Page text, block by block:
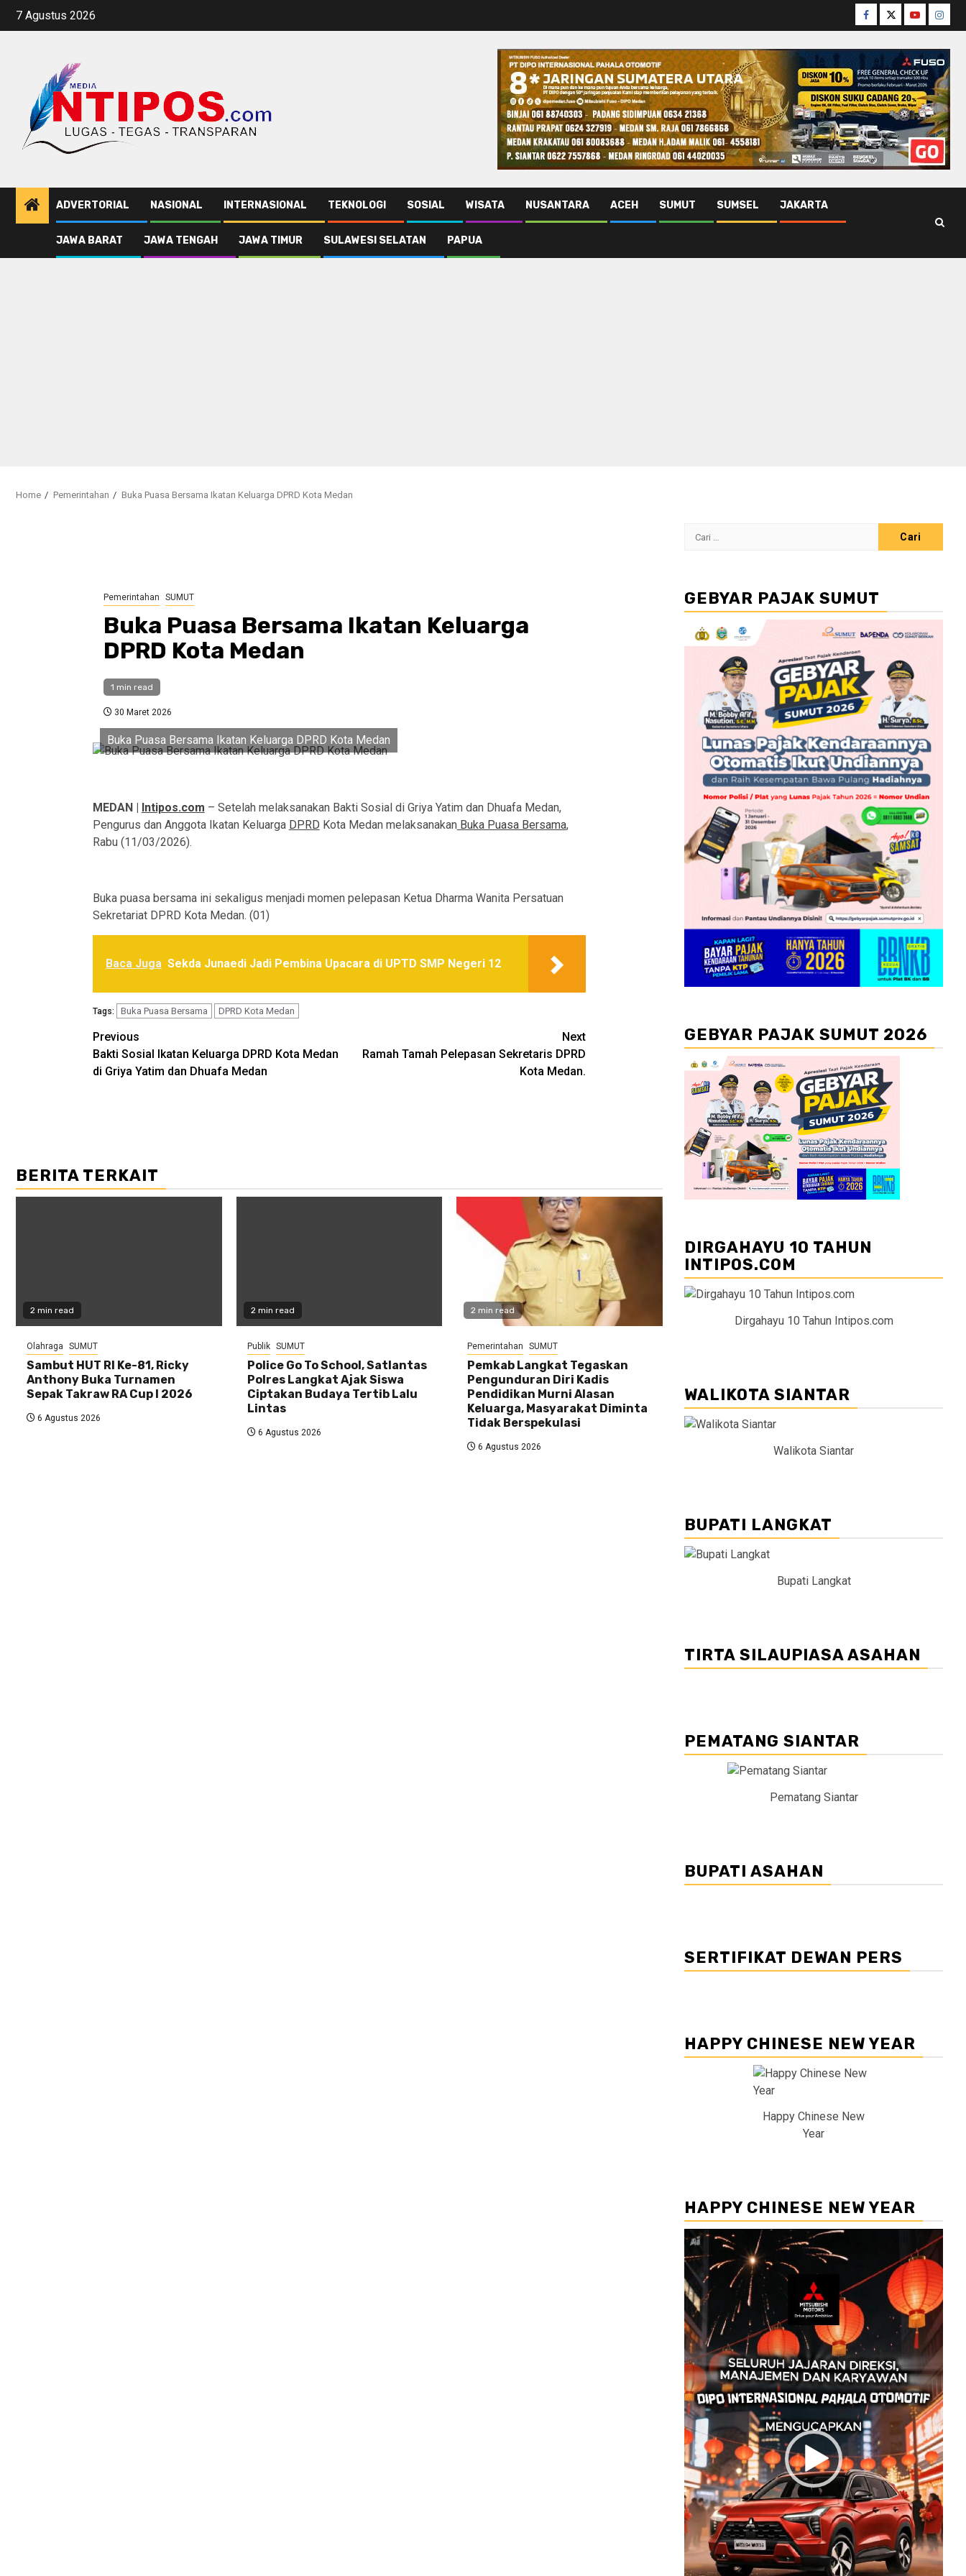
Skip
7 Agustus 2026 Facebook
TwitterYoutube
ADVERTORIAL NASIONAL INTERNASIONAL TEKNOLOGI SOSIAL WISATA NUSANTARA ACEH SUMUT SUMSEL JAKARTA
JAWA BARAT JAWA TENGAH JAWA TIMUR SULAWESI SELATAN PAPUA
Home Pemerintahan Buka Puasa Bersama Ikatan Keluarga DPRD Kota Medan
Pemerintahan SUMUT
Buka Puasa Bersama Ikatan Keluarga
DPRD Kota Medan
1 min read
30 Maret 2026
Buka Puasa Bersama Ikatan Keluarga DPRD Kota Medan
MEDAN | Intipos.com – Setelah melaksanakan Bakti Sosial di Griya Yatim dan Dhuafa Medan,
Pengurus dan Anggota Ikatan Keluarga DPRD Kota Medan melaksanakan Buka Puasa Bersama,
Rabu (11/03/2026).
Buka puasa bersama ini sekaligus menjadi momen pelepasan Ketua Dharma Wanita Persatuan
Sekretariat DPRD Kota Medan. (01)
Baca Juga Sekda Junaedi Jadi Pembina Upacara di UPTD SMP Negeri 12
Tags: Buka Puasa Bersama DPRD Kota Medan
Post
navigation
Previous
Bakti Sosial Ikatan Keluarga DPRD Kota Medan
di Griya Yatim dan Dhuafa Medan
Next
Ramah Tamah Pelepasan Sekretaris DPRD
Kota Medan.
BERITA TERKAIT
2 min read
Olahraga SUMUT
Sambut HUT RI Ke-81, Ricky
Anthony Buka Turnamen
Sepak Takraw RA Cup I 2026
6 Agustus 2026
2 min read
Publik SUMUT
Police Go To School, Satlantas
Polres Langkat Ajak Siswa
Ciptakan Budaya Tertib Lalu
Lintas
6 Agustus 2026
2 min read
Pemerintahan SUMUT
Pemkab Langkat Tegaskan
Pengunduran Diri Kadis
Pendidikan Murni Alasan
Keluarga, Masyarakat Diminta
Tidak Berspekulasi
6 Agustus 2026
Cari
GEBYAR PAJAK SUMUT
GEBYAR PAJAK SUMUT 2026
DIRGAHAYU 10 TAHUN
INTIPOS.COM
Dirgahayu 10 Tahun Intipos.com
WALIKOTA SIANTAR
Walikota Siantar
BUPATI LANGKAT
Bupati Langkat
TIRTA SILAUPIASA ASAHAN
PEMATANG SIANTAR
Pematang Siantar
BUPATI ASAHAN
SERTIFIKAT DEWAN PERS
HAPPY CHINESE NEW YEAR
Happy Chinese New
Year
HAPPY CHINESE NEW YEAR
Pemutar
Video